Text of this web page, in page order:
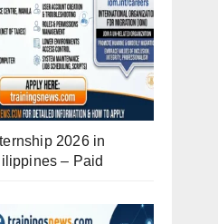
2026 in
– Paid